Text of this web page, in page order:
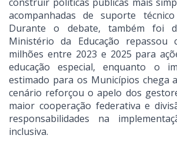
acompanhadas de suporte
Durante o debate, também foi
Ministério da Educação repassou
milhões entre 2023 e 2025 para
educação especial, enquanto o
estimado para os Municípios chega
cenário reforçou o apelo dos
maior cooperação federativa e
responsabilidades na
inclusiva.